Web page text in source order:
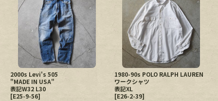
2000s Levi's 505
"MADE IN USA"
表記W32 L30
[E25-9-56]
1980-90s POLO RALPH LAUREN
ワークシャツ
表記XL
[E26-2-39]